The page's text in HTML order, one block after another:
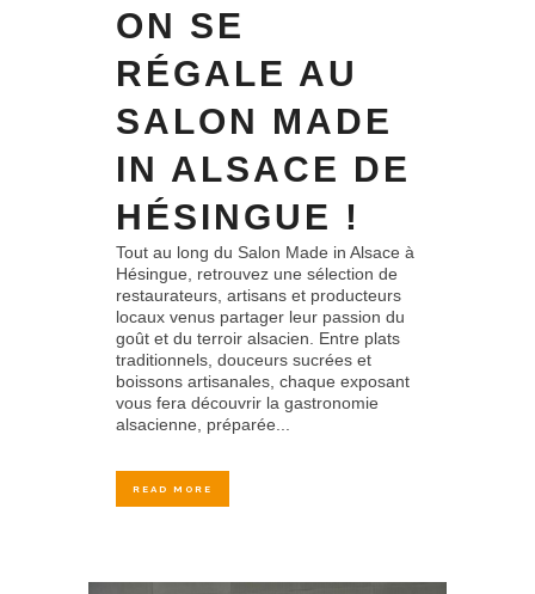
ON SE
RÉGALE AU
SALON MADE
IN ALSACE DE
HÉSINGUE !
Tout au long du Salon Made in Alsace à
Hésingue, retrouvez une sélection de
restaurateurs, artisans et producteurs
locaux venus partager leur passion du
goût et du terroir alsacien. Entre plats
traditionnels, douceurs sucrées et
boissons artisanales, chaque exposant
vous fera découvrir la gastronomie
alsacienne, préparée...
READ MORE